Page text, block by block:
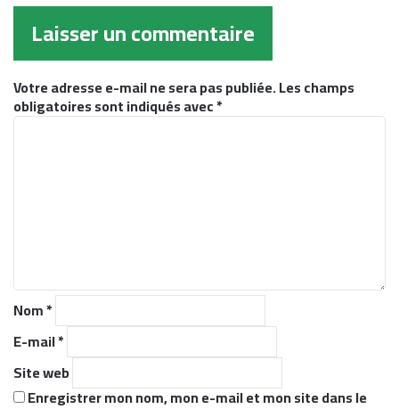
Laisser un commentaire
Votre adresse e-mail ne sera pas publiée.Les champs
obligatoires sont indiqués avec*
C
r
e
*
Nom*
E-mail*
Site web
Enregistrer mon nom, mon e-mail et mon site dans le